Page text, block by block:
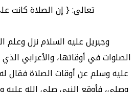
تعالى: { إن الصلاة كانت
وجبريل عليه السلام نزل
الصلوات في أوقاتها، والأعرابي
عليه وسلم عن أوقات الصلاة فقال